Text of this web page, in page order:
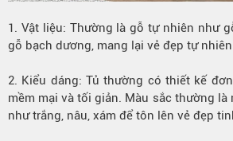
1. Vật liệu: Thường là gỗ tự nhiên như
gỗ bạch dương, mang lại vẻ đẹp tự
2. Kiểu dáng: Tủ thường có thiết kế
mềm mại và tối giản. Màu sắc thường là
như trắng, nâu, xám để tôn lên vẻ đẹp